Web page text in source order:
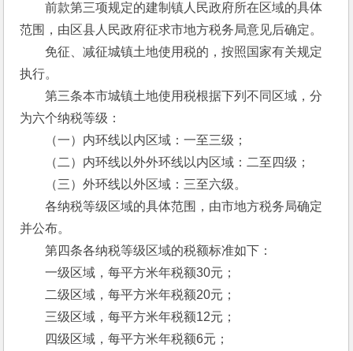
前款第三项规定的建制镇人民政府所在区域的具体
范围，由区县人民政府征求市地方税务局意见后确定。
免征、减征城镇土地使用税的，按照国家有关规定
执行。
第三条本市城镇土地使用税根据下列不同区域，分
为六个纳税等级：
（一）内环线以内区域：一至三级；
（二）内环线以外外环线以内区域：二至四级；
（三）外环线以外区域：三至六级。
各纳税等级区域的具体范围，由市地方税务局确定
并公布。
第四条各纳税等级区域的税额标准如下：
一级区域，每平方米年税额30元；
二级区域，每平方米年税额20元；
三级区域，每平方米年税额12元；
四级区域，每平方米年税额6元；